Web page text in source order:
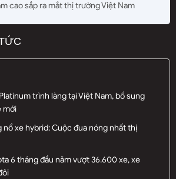
cao sắp ra mắt thị trường Việt Nam
trình làng tại Việt Nam, bổ sung
mới
nổ xe hybrid: Cuộc đua nóng nhất thị
6 tháng đầu năm vượt 36.600 xe, xe